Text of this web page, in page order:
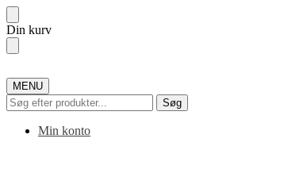
Skip
to
navigation
Skip
to
content
Din kurv
MENU
Søg
efter:
Søg
Min konto